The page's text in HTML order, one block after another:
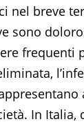
nel breve
sono
frequenti
In Italia,